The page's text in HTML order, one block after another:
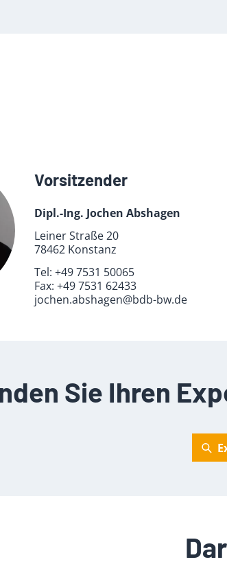
Vorsitzender
Dipl.-Ing. Jochen Abshagen
Leiner Straße 20
78462 Konstanz
Tel: +49 7531 50065
Fax: +49 7531 62433
jochen.abshagen@bdb-bw.de
Sie Ihren